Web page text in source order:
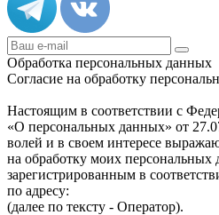
Обработка персональных данных
Согласие на обработку
Настоящим в соответствии с
«О персональных данных» от
волей и в своем интересе
на обработку моих персональных
зарегистрированным в
по адресу:
(далее по тексту - Оператор).